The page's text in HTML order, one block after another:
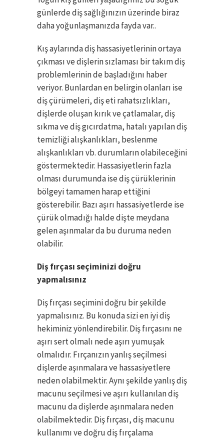
günlerde diş sağlığınızın üzerinde biraz
daha yoğunlaşmanızda fayda var..
Kış aylarında diş hassasiyetlerinin ortaya
çıkması ve dişlerin sızlaması bir takım diş
problemlerinin de başladığını haber
veriyor. Bunlardan en belirgin olanları ise
diş çürümeleri, diş eti rahatsızlıkları,
dişlerde oluşan kırık ve çatlamalar, diş
sıkma ve diş gıcırdatma, hatalı yapılan diş
temizliği alışkanlıkları, beslenme
alışkanlıkları vb. durumların olabileceğini
göstermektedir. Hassasiyetlerin fazla
olması durumunda ise diş çürüklerinin
bölgeyi tamamen harap ettiğini
gösterebilir. Bazı aşırı hassasiyetlerde ise
çürük olmadığı halde dişte meydana
gelen aşınmalar da bu duruma neden
olabilir.
Diş fırçası seçiminizi doğru
yapmalısınız
Diş fırçası seçimini doğru bir şekilde
yapmalısınız. Bu konuda sizi en iyi diş
hekiminiz yönlendirebilir. Diş fırçasını ne
aşırı sert olmalı nede aşırı yumuşak
olmalıdır. Fırçanızın yanlış seçilmesi
dişlerde aşınmalara ve hassasiyetlere
neden olabilmektir. Aynı şekilde yanlış diş
macunu seçilmesi ve aşırı kullanılan diş
macunu da dişlerde aşınmalara neden
olabilmektedir. Diş fırçası, diş macunu
kullanımı ve doğru diş fırçalama